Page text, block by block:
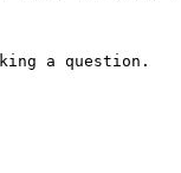
a question.